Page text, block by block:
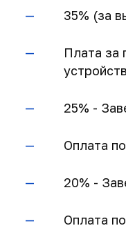
35% (за
Плата за
25% -
Оплата
20% -
Оплата